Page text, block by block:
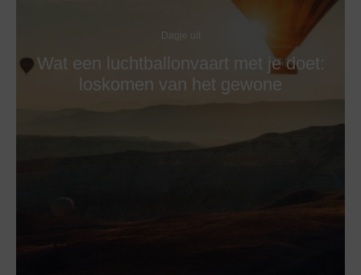
Dagje uit
Wat een luchtballonvaart met je doet:
loskomen van het gewone